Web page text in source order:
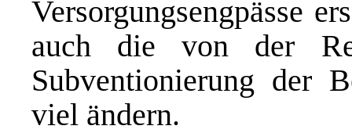
Versorgungsengpässe
auch die von der
Subventionierung der
viel ändern.